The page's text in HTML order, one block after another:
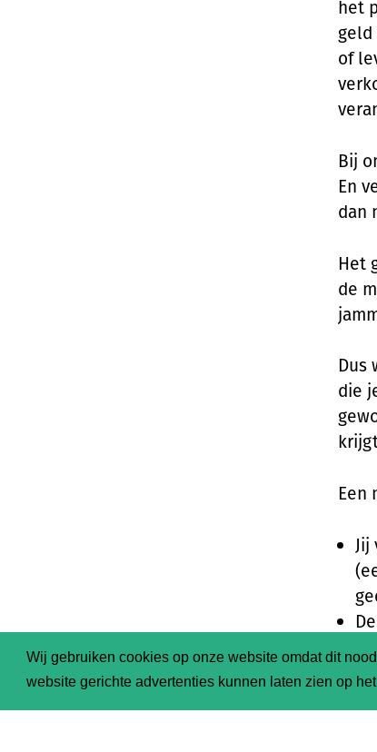
Wij gebruiken cookies op onze website omdat dit
website gerichte advertenties kunnen laten zien op
het
of
Bij
En
dan
Het
de
Dus
die
Een
Jij